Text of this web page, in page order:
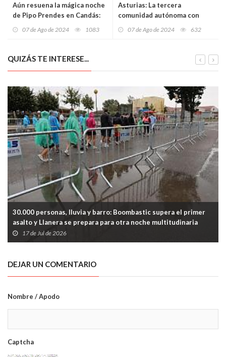
Aún resuena la mágica noche
de Pipo Prendes en Candás:
07 de Ago de 2024 1083
Asturias: La tercera
comunidad autónoma con
07 de Ago de 2024 632
QUIZÁS TE INTERESE...
30.000 personas, lluvia y barro: Boombastic supera el primer
asalto y Llanera se prepara para otra noche multitudinaria
17 de Jul de 2026
DEJAR UN COMENTARIO
Nombre / Apodo
Captcha